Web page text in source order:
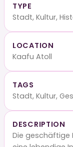
TYPE
Stadt, Kultur,
LOCATION
Kaafu Atoll
TAGS
Stadt, Kultur,
DESCRIPTION
Die geschäftige